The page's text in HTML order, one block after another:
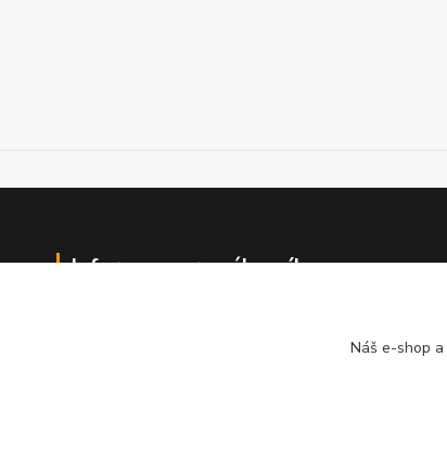
Informace pro zákazníky
Náš e-shop